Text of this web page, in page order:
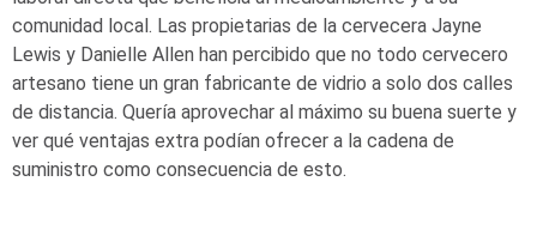
comunidad local. Las propietarias de la cervecera Jayne
Lewis y Danielle Allen han percibido que no todo cervecero
artesano tiene un gran fabricante de vidrio a solo dos calles
de distancia. Quería aprovechar al máximo su buena suerte y
ver qué ventajas extra podían ofrecer a la cadena de
suministro como consecuencia de esto.